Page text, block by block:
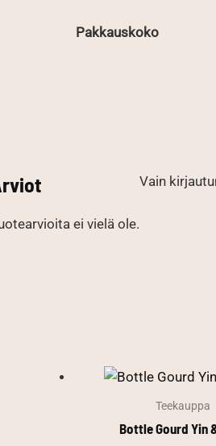
Pakkauskoko
ei vielä ole.
Vain
Teekauppa
Bottle Gourd Yin